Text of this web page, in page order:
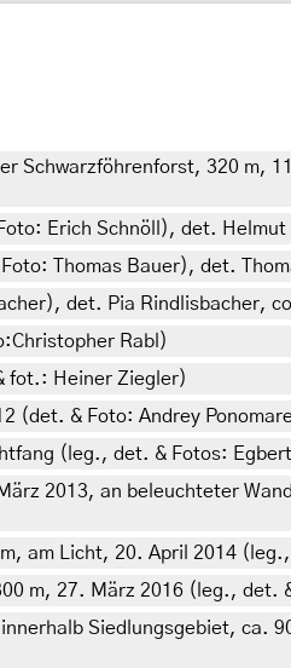
Schwarzföhrenforst, 320 m,
Erich Schnöll), det.
Thomas Bauer), det.
det. Pia Rindlisbacher,
Rabl)
fot.: Heiner Ziegler)
(det. & Foto: Andrey
(leg., det. & Fotos:
2013, an beleuchteter
am Licht, 20. April 2014
m, 27. März 2016 (leg., det.
Siedlungsgebiet, ca.